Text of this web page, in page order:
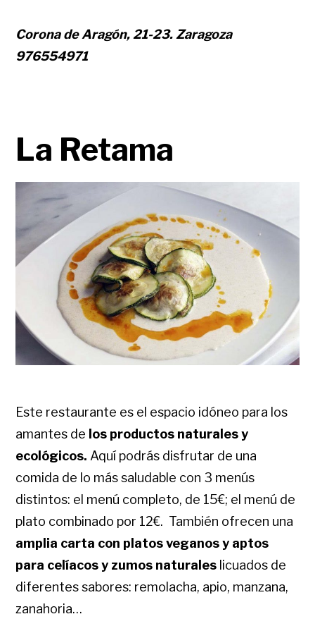
Corona de Aragón, 21-23. Zaragoza
976554971
La Retama
Este restaurante es el espacio idóneo para los
amantes de los productos naturales y
ecológicos. Aquí podrás disfrutar de una
comida de lo más saludable con 3 menús
distintos: el menú completo, de 15€; el menú de
plato combinado por 12€. También ofrecen una
amplia carta con platos veganos y aptos
para celíacos y zumos naturales licuados de
diferentes sabores: remolacha, apio, manzana,
zanahoria…